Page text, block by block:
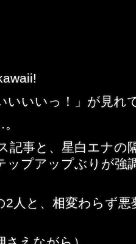
いいいっ！」が見れ
記事と、星白エナの
ップアップぶりが強
2人と、相変わらず